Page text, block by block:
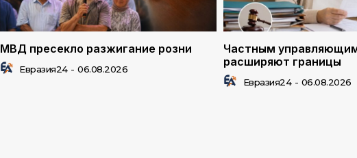
МВД пресекло разжигание розни
Евразия24 - 06.08.2026
Частным
расширяют границы
Евразия24 - 06.08.2026